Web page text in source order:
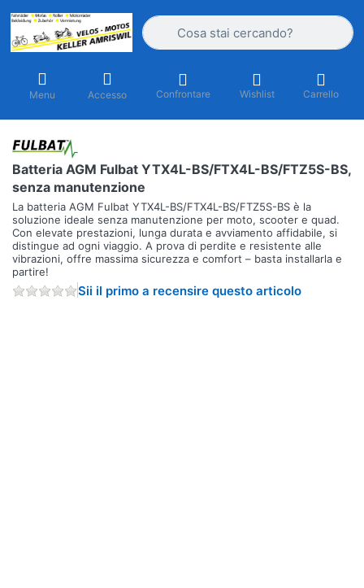
Inserire un termine di ricerca. I primi
Menu Accesso Confrontare Wishlist Carrello
Batteria AGM Fulbat YTX4L-BS/FTX4L-BS/FTZ5S-BS,
senza manutenzione
La batteria AGM Fulbat YTX4L-BS/FTX4L-BS/FTZ5S-BS è la
soluzione ideale senza manutenzione per moto, scooter e quad.
Con elevate prestazioni, lunga durata e avviamento affidabile, si
distingue ad ogni viaggio. A prova di perdite e resistente alle
vibrazioni, offre massima sicurezza e comfort – basta installarla e
partire!
Sii il primo a recensire questo articolo